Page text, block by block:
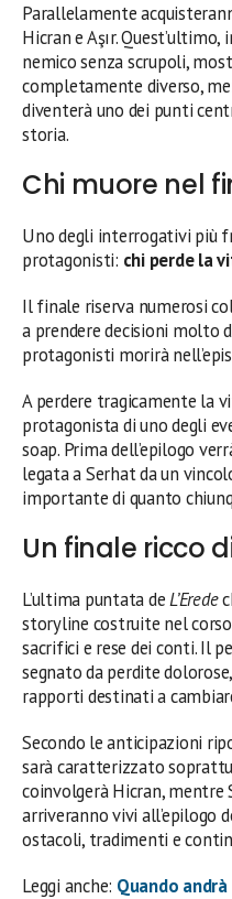
Parallelamente
Hicran e Aşır.
nemico senza scrupoli,
completamente diverso,
diventerà uno dei punti
storia.
Chi muore nel
Uno degli interrogativi più
protagonisti: chi perde la
Il finale riserva numerosi
a prendere decisioni molto
protagonisti morirà
A perdere tragicamente la
protagonista di uno degli
soap. Prima dell’epilogo
legata a Serhat da un
importante di quanto
Un finale ricco
L’ultima puntata deL’Erede
storyline costruite nel
sacrifici e rese dei conti. Il
segnato da perdite
rapporti destinati a
Secondo le anticipazioni
sarà caratterizzato
coinvolgerà Hicran, mentre
arriveranno vivi all’epilogo
ostacoli, tradimenti e
Leggi anche: Quando